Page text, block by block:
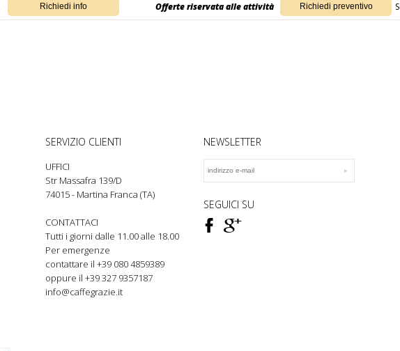
Offerte riservata alle attività
SERVIZIO CLIENTI
UFFICI
Str Massafra 139/D
74015 - Martina Franca (TA)
CONTATTACI
Tutti i giorni dalle 11.00 alle 18.00
Per emergenze
contattare il +39 0804859389
oppure il +39 327 9357187
info@caffegrazie.it
NEWSLETTER
SEGUICI SU
F ì